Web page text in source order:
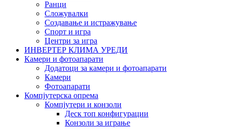
Ранци
Сложувалки
Создавање и истражување
Спорт и игра
Центри за игра
ИНВЕРТЕР КЛИМА УРЕДИ
Камери и фотоапарати
Додатоци за камери и фотоапарати
Камери
Фотоапарати
Компјутерска опрема
Компјутери и конзоли
Деск топ конфигурации
Конзоли за играње